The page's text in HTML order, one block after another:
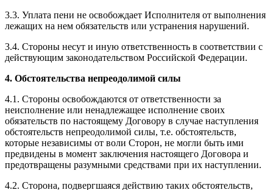
3.3. Уплата пени не освобождает Исполнителя от выполнения
лежащих на нем обязательств или устранения нарушений.
3.4. Стороны несут и иную ответственность в соответствии с
действующим законодательством Российской Федерации.
4. Обстоятельства непреодолимой силы
4.1. Стороны освобождаются от ответственности за
неисполнение или ненадлежащее исполнение своих
обязательств по настоящему Договору в случае наступления
обстоятельств непреодолимой силы, т.е. обстоятельств,
которые независимы от воли Сторон, не могли быть ими
предвидены в момент заключения настоящего Договора и
предотвращены разумными средствами при их наступлении.
4.2. Сторона, подвергшаяся действию таких обстоятельств,